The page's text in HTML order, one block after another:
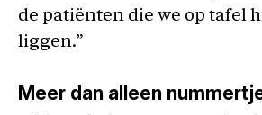
de patiënten die we op tafel
liggen.”
Meer dan alleen